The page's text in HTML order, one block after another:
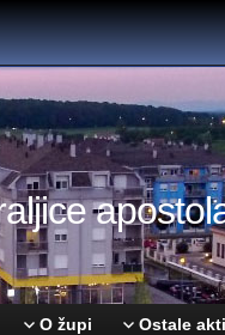
O župi Ostale